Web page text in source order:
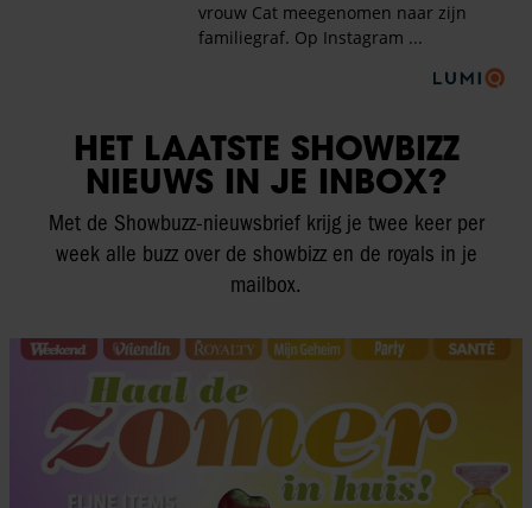
HET LAATSTE SHOWBIZZ
NIEUWS IN JE INBOX?
Met de Showbuzz-nieuwsbrief krijg je twee keer per
week alle buzz over de showbizz en de royals in je
mailbox.